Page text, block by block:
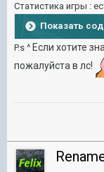
Статистика игры :
Показать
P.s ^ Если хотите
пожалуйста в лс!